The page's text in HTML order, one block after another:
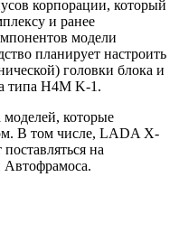
корпорации, который
и ранее
модели
планирует настроить
головки блока и
типа H4М K-1.
моделей, которые
В том числе, LADA X-
на